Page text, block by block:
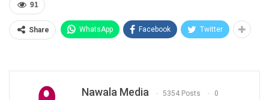
91
Share WhatsApp Facebook Twitter
Nawala Media 5354 Posts 0